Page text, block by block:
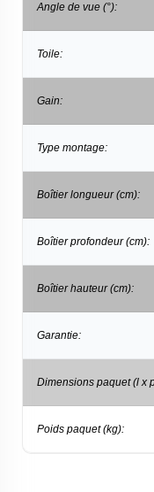
Angle de vue (°):
Toile:
Gain:
Type montage:
Boîtier longueur (cm):
Boîtier profondeur (cm):
Boîtier hauteur (cm):
Garantie:
Dimensions paquet (l x
Poids paquet (kg):